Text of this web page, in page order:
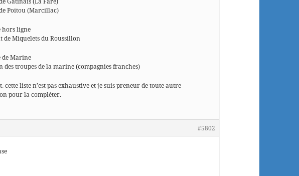
Poitou (Marcillac)
ligne
de Miquelets du Roussillon
Marine
des troupes de la marine (compagnies franches)
cette liste n’est pas exhaustive et je suis preneur de toute autre
pour la compléter.
#5802